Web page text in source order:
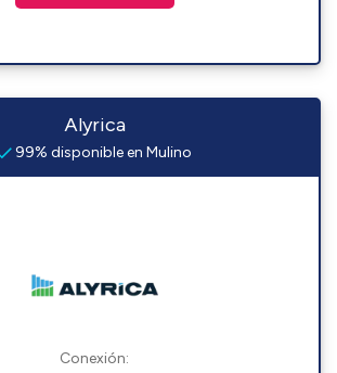
Alyrica
99% disponible en Mulino
Conexión: